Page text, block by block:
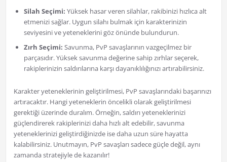
Silah Seçimi: Yüksek hasar veren silahlar, rakibinizi hızlıca alt
etmenizi sağlar. Uygun silahı bulmak için karakterinizin
seviyesini ve yeteneklerini göz önünde bulundurun.
Zırh Seçimi: Savunma, PvP savaşlarının vazgeçilmez bir
parçasıdır. Yüksek savunma değerine sahip zırhlar seçerek,
rakiplerinizin saldırılarına karşı dayanıklılığınızı artırabilirsiniz.
Karakter yeteneklerinin geliştirilmesi, PvP savaşlarındaki başarınızı
artıracaktır. Hangi yeteneklerin öncelikli olarak geliştirilmesi
gerektiği üzerinde duralım. Örneğin, saldırı yeteneklerinizi
güçlendirerek rakiplerinizi daha hızlı alt edebilir, savunma
yeteneklerinizi geliştirdiğinizde ise daha uzun süre hayatta
kalabilirsiniz. Unutmayın, PvP savaşları sadece güçle değil, aynı
zamanda stratejiyle de kazanılır!